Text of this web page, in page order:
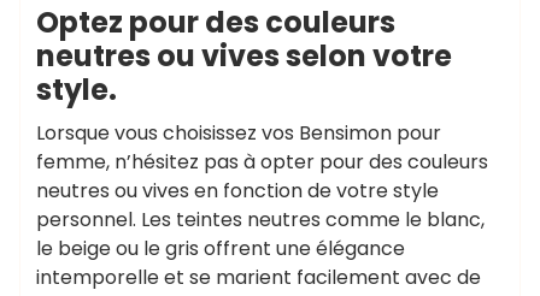
Optez pour des couleurs
neutres ou vives selon votre
style.
Lorsque vous choisissez vos Bensimon pour
femme, n’hésitez pas à opter pour des couleurs
neutres ou vives en fonction de votre style
personnel. Les teintes neutres comme le blanc,
le beige ou le gris offrent une élégance
intemporelle et se marient facilement avec de